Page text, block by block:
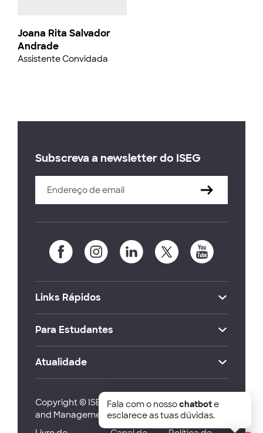
Joana Rita Salvador
Andrade
Assistente Convidada
Subscreva a newsletter do ISEG
Links Rápidos
Para Estudantes
Atualidade
Copyright © ISEG Lisbon School of Economics
and Management 2026
Fala com o nossochatbote
esclarece as tuas dúvidas.